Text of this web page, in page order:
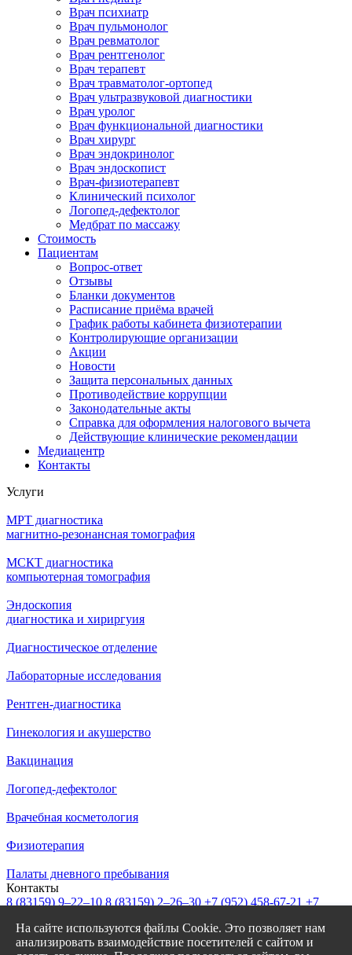
Врач психиатр
Врач пульмонолог
Врач ревматолог
Врач рентгенолог
Врач терапевт
Врач травматолог-ортопед
Врач ультразвуковой диагностики
Врач уролог
Врач функциональной диагностики
Врач хирург
Врач эндокринолог
Врач эндоскопист
Врач-физиотерапевт
Клинический психолог
Логопед-дефектолог
Медбрат по массажу
Стоимость
Пациентам
Вопрос-ответ
Отзывы
Бланки документов
Расписание приёма врачей
График работы кабинета физиотерапии
Контролирующие организации
Акции
Новости
Защита персональных данных
Противодействие коррупции
Законодательные акты
Справка для оформления налогового вычета
Действующие клинические рекомендации
Медиацентр
Контакты
Услуги
МРТ диагностика
магнитно-резонансная томография
МСКТ диагностика
компьютерная томография
Эндоскопия
диагностика и хириргуия
Диагностическое отделение
Лабораторные исследования
Рентген-диагностика
Гинекология и акушерство
Вакцинация
Логопед-дефектолог
Врачебная косметология
Физиотерапия
Палаты дневного пребывания
Контакты
8 (83159) 9–22–10 8 (83159) 2–26–30 +7 (952) 458-67-21 +7
info@garantiya-bor.ru
Режим работы
На сайте используются файлы Cookie. Это позволяет нам
анализировать взаимодействие посетителей с сайтом и